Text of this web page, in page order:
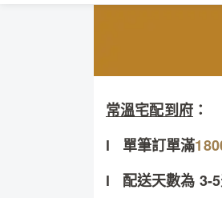
常溫宅配到府：
l 單筆訂單滿
l 配送天數為 3-